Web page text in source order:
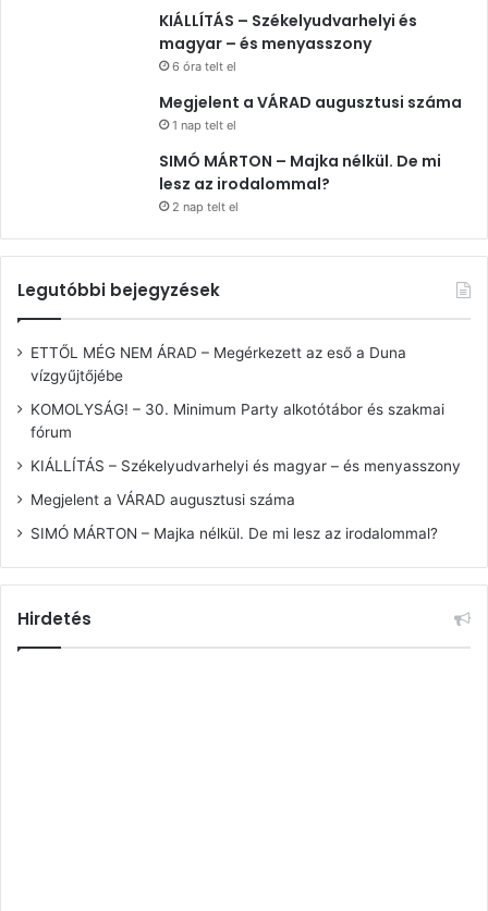
KIÁLLÍTÁS – Székelyudvarhelyi és
magyar – és menyasszony
6 óra telt el
Megjelent a VÁRAD augusztusi száma
1 nap telt el
SIMÓ MÁRTON – Majka nélkül. De mi
lesz az irodalommal?
2 nap telt el
Legutóbbi bejegyzések
ETTŐL MÉG NEM ÁRAD – Megérkezett az eső a Duna
vízgyűjtőjébe
KOMOLYSÁG! – 30. Minimum Party alkotótábor és szakmai
fórum
KIÁLLÍTÁS – Székelyudvarhelyi és magyar – és menyasszony
Megjelent a VÁRAD augusztusi száma
SIMÓ MÁRTON – Majka nélkül. De mi lesz az irodalommal?
Hirdetés